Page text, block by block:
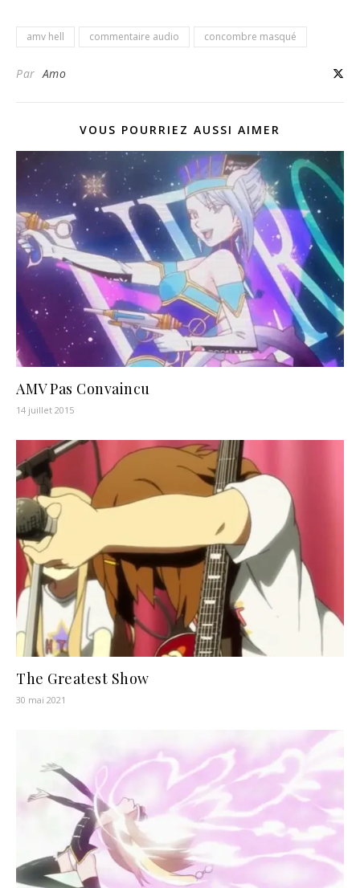
amv hell commentaire audio concombre masqué
ParAmo
VOUS POURRIEZ AUSSI AIMER
AMV Pas Convaincu
14 juillet 2015
The Greatest Show
30 mai 2021